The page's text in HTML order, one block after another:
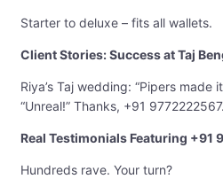
Starter to deluxe – fits all wallets.
Client Stories: Success at Taj
Riya’s Taj wedding: “Pipers made
“Unreal!” Thanks, +91 9772222567.
Real Testimonials Featuring +91
Hundreds rave. Your turn?